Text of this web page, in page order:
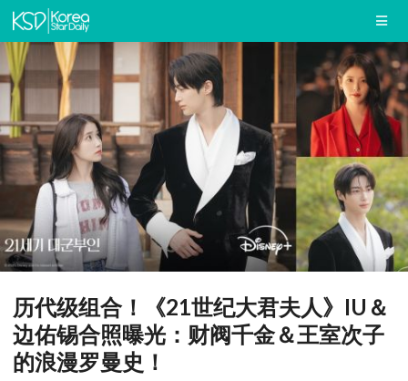
历代级组合！《21世纪大君夫人》IU＆
边佑锡合照曝光：财阀千金＆王室次子
的浪漫罗曼史！